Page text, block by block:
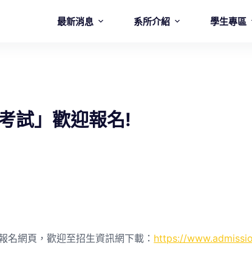
最新消息 系所介紹 學生專區
試」歡迎報名!
網頁，歡迎至招生資訊網下載： https://